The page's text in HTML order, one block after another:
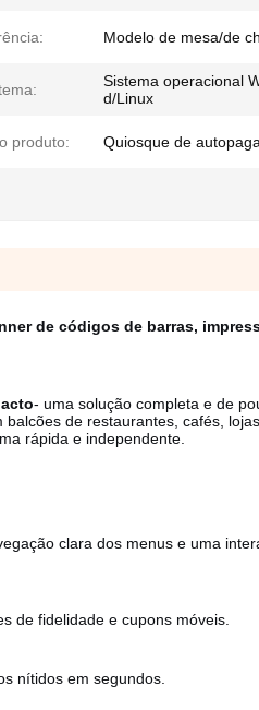
Modelo de mesa/de
Sistema operacional
d/Linux
produto: Quiosque de
de códigos de barras,
- uma solução completa e de
de restaurantes, cafés,
rápida e independente.
clara dos menus e uma
de fidelidade e cupons móveis.
nítidos em segundos.